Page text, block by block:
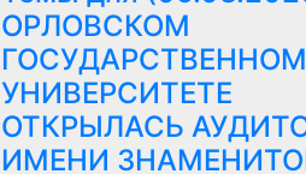
ОРЛОВСКОМ
ГОСУДАРСТВЕННОМ
УНИВЕРСИТЕТЕ
ОТКРЫЛАСЬ
ИМЕНИ